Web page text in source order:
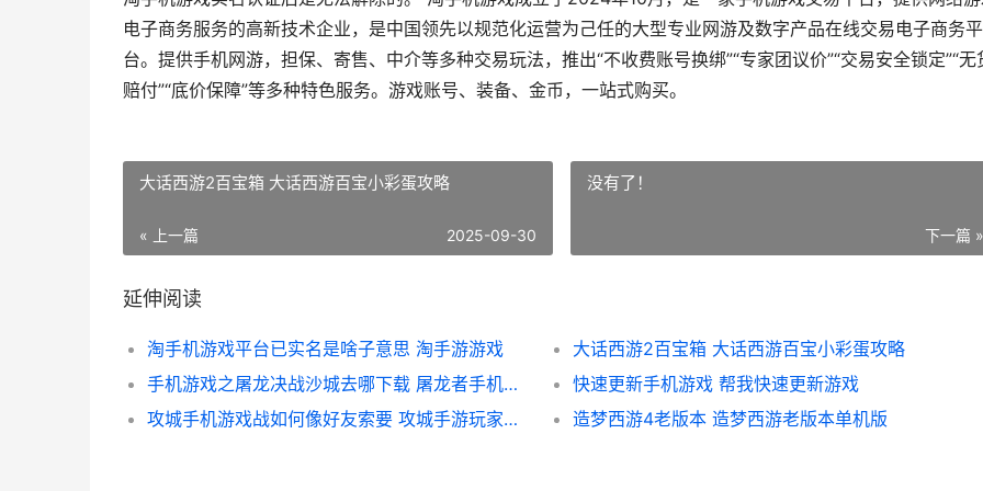
电子商务服务的高新技术企业，是中国领先以规范化运营为己任的大型专业网游及数字产品在线交易电子商务平
台。提供手机网游，担保、寄售、中介等多种交易玩法，推出“不收费账号换绑”“专家团议价”“交易安全锁定”“无
赔付”“底价保障”等多种特色服务。游戏账号、装备、金币，一站式购买。
大话西游2百宝箱 大话西游百宝小彩蛋攻略
« 上一篇 2025-09-30
没有了！
下一篇 »
延伸阅读
淘手机游戏平台已实名是啥子意思 淘手游游戏
大话西游2百宝箱 大话西游百宝小彩蛋攻略
手机游戏之屠龙决战沙城去哪下载 屠龙者手机游戏
快速更新手机游戏 帮我快速更新游戏
攻城手机游戏战如何像好友索要 攻城手游玩家交流平台
造梦西游4老版本 造梦西游老版本单机版